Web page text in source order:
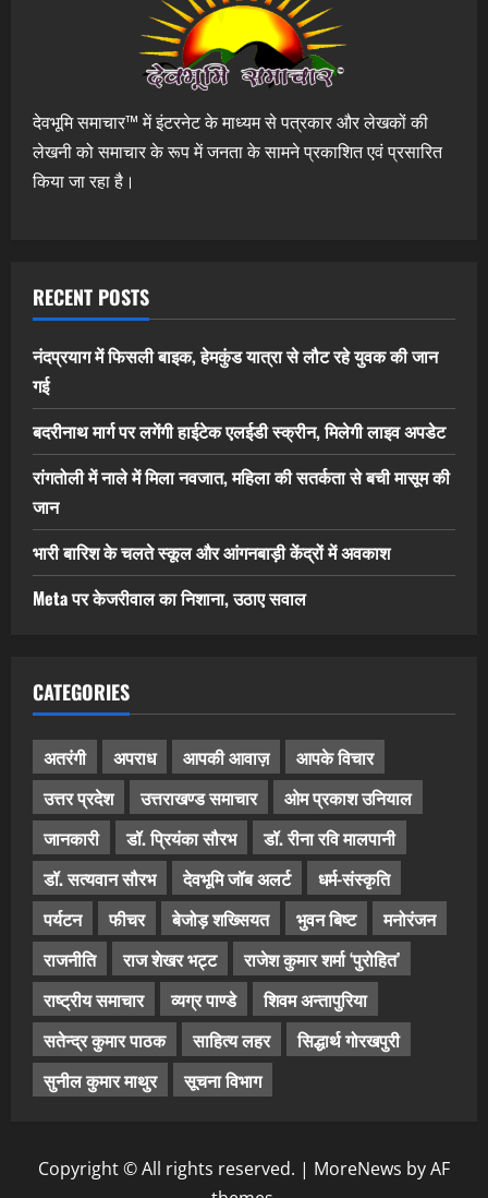
देवभूमि समाचार™ में इंटरनेट के माध्यम से पत्रकार और लेखकों की
लेखनी को समाचार के रूप में जनता के सामने प्रकाशित एवं प्रसारित
किया जा रहा है।
RECENT POSTS
नंदप्रयाग में फिसली बाइक, हेमकुंड यात्रा से लौट रहे युवक की जान
गई
बदरीनाथ मार्ग पर लगेंगी हाईटेक एलईडी स्क्रीन, मिलेगी लाइव अपडेट
रांगतोली में नाले में मिला नवजात, महिला की सतर्कता से बची मासूम की
जान
भारी बारिश के चलते स्कूल और आंगनबाड़ी केंद्रों में अवकाश
Meta पर केजरीवाल का निशाना, उठाए सवाल
CATEGORIES
अतरंगी अपराध आपकी आवाज़
आपके विचार
उत्तर प्रदेश
उत्तराखण्ड समाचार
ओम प्रकाश उनियाल
जानकारी
डॉ. प्रियंका सौरभ
डॉ. रीना रवि मालपानी
डॉ. सत्यवान सौरभ
देवभूमि जॉब अलर्ट
धर्म-संस्कृति
पर्यटन
फीचर बेजोड़ शख्सियत भुवन बिष्ट
मनोरंजन
राजनीति
राज शेखर भट्ट
राजेश कुमार शर्मा ‘पुरोहित’
राष्ट्रीय समाचार
व्यग्र पाण्डे
शिवम अन्तापुरिया
सतेन्द्र कुमार पाठक
साहित्य लहर
सिद्धार्थ गोरखपुरी
सुनील कुमार माथुर
सूचना विभाग
Copyright © All rights reserved. | MoreNews by AF